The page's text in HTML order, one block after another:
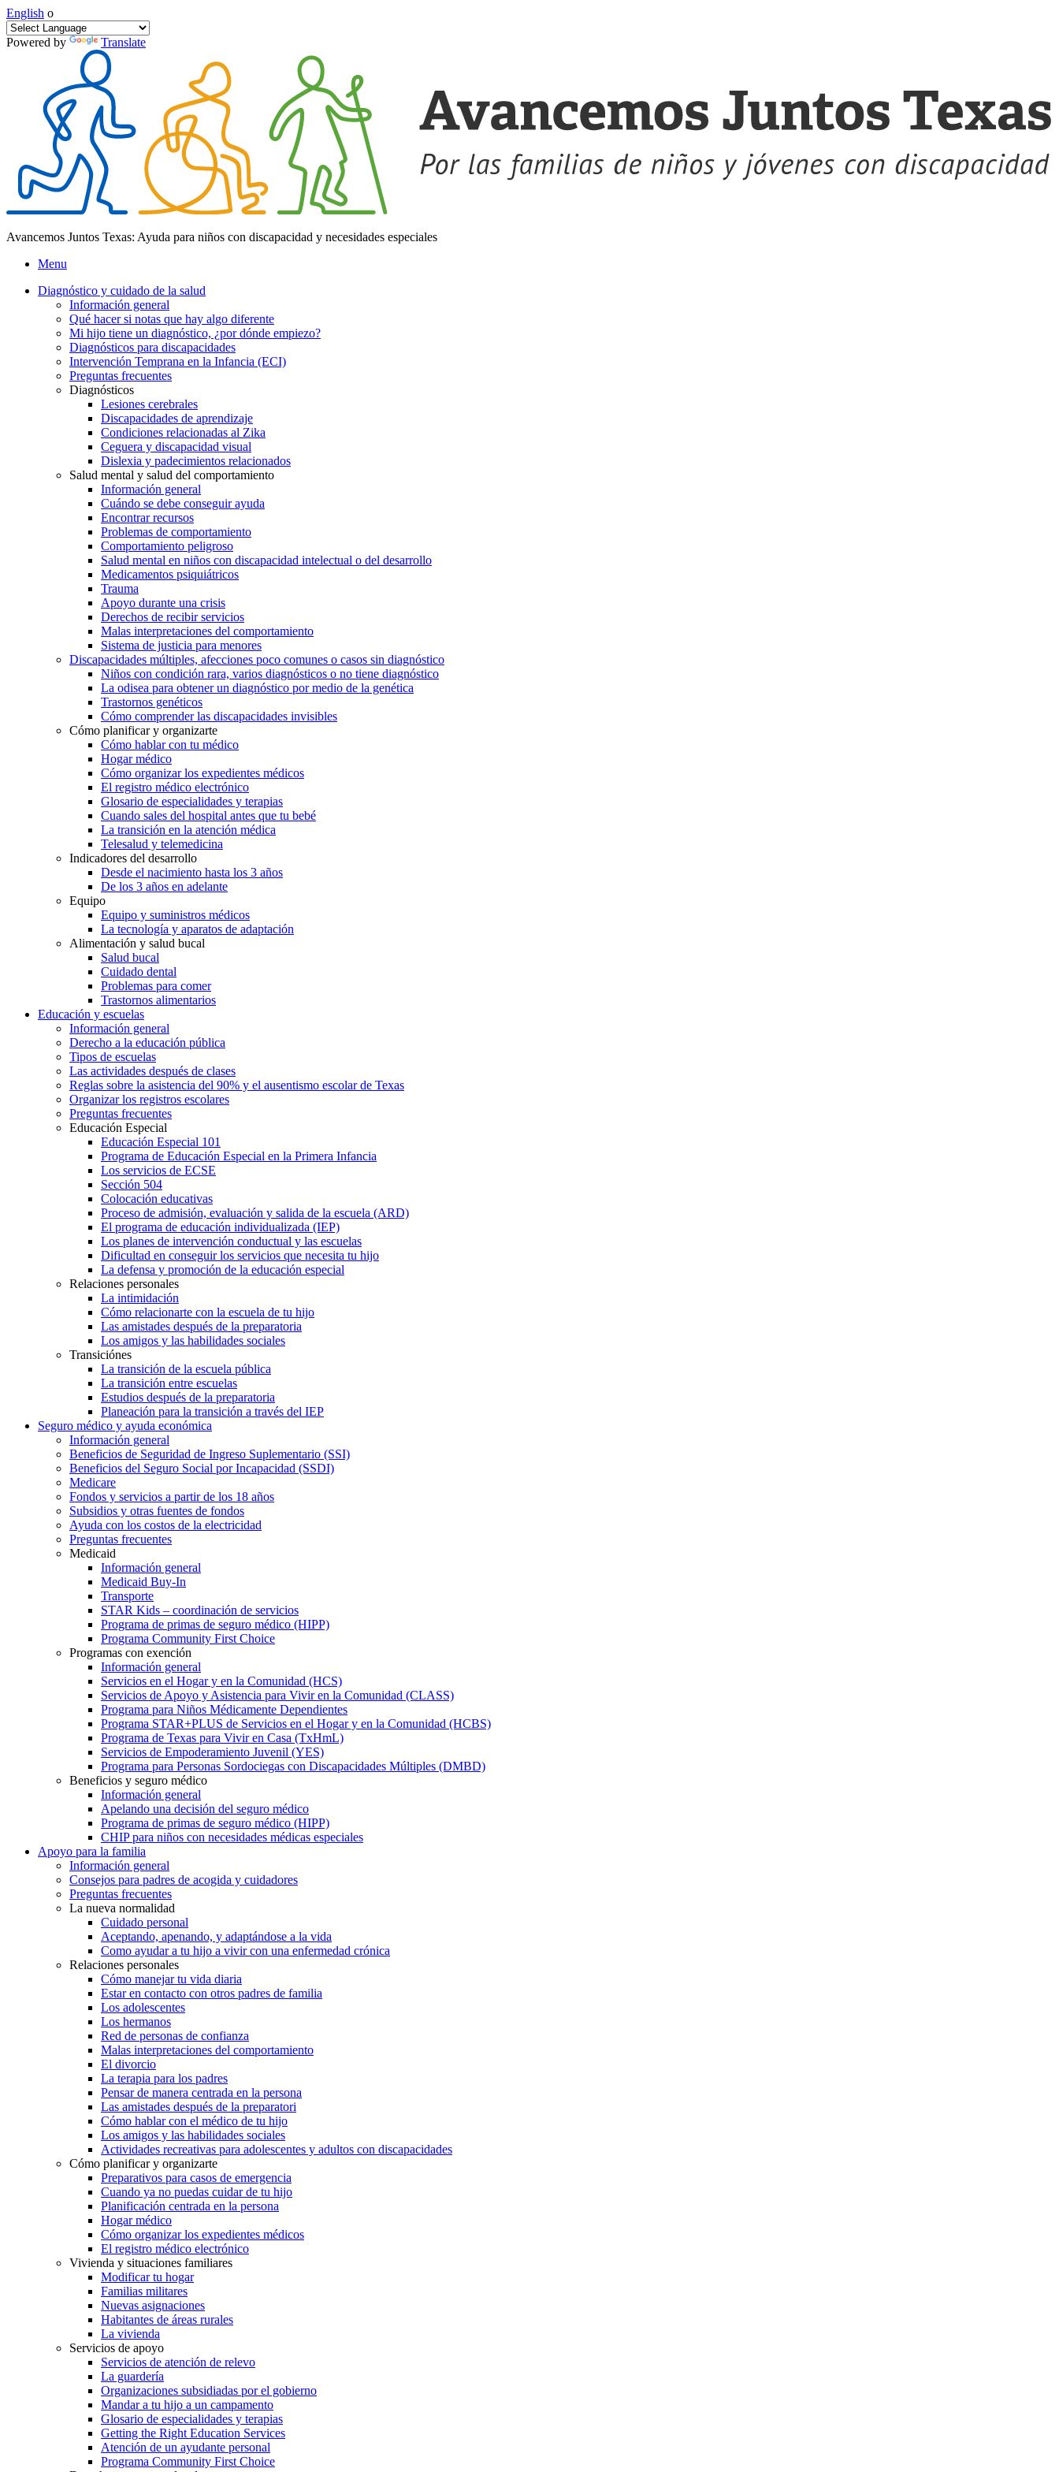
English o
Powered by Translate
Avancemos Juntos Texas: Ayuda para niños con discapacidad y necesidades especiales
Menu
Diagnóstico y cuidado de la salud
Información general
Qué hacer si notas que hay algo diferente
Mi hijo tiene un diagnóstico, ¿por dónde empiezo?
Diagnósticos para discapacidades
Intervención Temprana en la Infancia (ECI)
Preguntas frecuentes
Diagnósticos
Lesiones cerebrales
Discapacidades de aprendizaje
Condiciones relacionadas al Zika
Ceguera y discapacidad visual
Dislexia y padecimientos relacionados
Salud mental y salud del comportamiento
Información general
Cuándo se debe conseguir ayuda
Encontrar recursos
Problemas de comportamiento
Comportamiento peligroso
Salud mental en niños con discapacidad intelectual o del desarrollo
Medicamentos psiquiátricos
Trauma
Apoyo durante una crisis
Derechos de recibir servicios
Malas interpretaciones del comportamiento
Sistema de justicia para menores
Discapacidades múltiples, afecciones poco comunes o casos sin diagnóstico
Niños con condición rara, varios diagnósticos o no tiene diagnóstico
La odisea para obtener un diagnóstico por medio de la genética
Trastornos genéticos
Cómo comprender las discapacidades invisibles
Cómo planificar y organizarte
Cómo hablar con tu médico
Hogar médico
Cómo organizar los expedientes médicos
El registro médico electrónico
Glosario de especialidades y terapias
Cuando sales del hospital antes que tu bebé
La transición en la atención médica
Telesalud y telemedicina
Indicadores del desarrollo
Desde el nacimiento hasta los 3 años
De los 3 años en adelante
Equipo
Equipo y suministros médicos
La tecnología y aparatos de adaptación
Alimentación y salud bucal
Salud bucal
Cuidado dental
Problemas para comer
Trastornos alimentarios
Educación y escuelas
Información general
Derecho a la educación pública
Tipos de escuelas
Las actividades después de clases
Reglas sobre la asistencia del 90% y el ausentismo escolar de Texas
Organizar los registros escolares
Preguntas frecuentes
Educación Especial
Educación Especial 101
Programa de Educación Especial en la Primera Infancia
Los servicios de ECSE
Sección 504
Colocación educativas
Proceso de admisión, evaluación y salida de la escuela (ARD)
El programa de educación individualizada (IEP)
Los planes de intervención conductual y las escuelas
Dificultad en conseguir los servicios que necesita tu hijo
La defensa y promoción de la educación especial
Relaciones personales
La intimidación
Cómo relacionarte con la escuela de tu hijo
Las amistades después de la preparatoria
Los amigos y las habilidades sociales
Transiciónes
La transición de la escuela pública
La transición entre escuelas
Estudios después de la preparatoria
Planeación para la transición a través del IEP
Seguro médico y ayuda económica
Información general
Beneficios de Seguridad de Ingreso Suplementario (SSI)
Beneficios del Seguro Social por Incapacidad (SSDI)
Medicare
Fondos y servicios a partir de los 18 años
Subsidios y otras fuentes de fondos
Ayuda con los costos de la electricidad
Preguntas frecuentes
Medicaid
Información general
Medicaid Buy-In
Transporte
STAR Kids – coordinación de servicios
Programa de primas de seguro médico (HIPP)
Programa Community First Choice
Programas con exención
Información general
Servicios en el Hogar y en la Comunidad (HCS)
Servicios de Apoyo y Asistencia para Vivir en la Comunidad (CLASS)
Programa para Niños Médicamente Dependientes
Programa STAR+PLUS de Servicios en el Hogar y en la Comunidad (HCBS)
Programa de Texas para Vivir en Casa (TxHmL)
Servicios de Empoderamiento Juvenil (YES)
Programa para Personas Sordociegas con Discapacidades Múltiples (DMBD)
Beneficios y seguro médico
Información general
Apelando una decisión del seguro médico
Programa de primas de seguro médico (HIPP)
CHIP para niños con necesidades médicas especiales
Apoyo para la familia
Información general
Consejos para padres de acogida y cuidadores
Preguntas frecuentes
La nueva normalidad
Cuidado personal
Aceptando, apenando, y adaptándose a la vida
Como ayudar a tu hijo a vivir con una enfermedad crónica
Relaciones personales
Cómo manejar tu vida diaria
Estar en contacto con otros padres de familia
Los adolescentes
Los hermanos
Red de personas de confianza
Malas interpretaciones del comportamiento
El divorcio
La terapia para los padres
Pensar de manera centrada en la persona
Las amistades después de la preparatori
Cómo hablar con el médico de tu hijo
Los amigos y las habilidades sociales
Actividades recreativas para adolescentes y adultos con discapacidades
Cómo planificar y organizarte
Preparativos para casos de emergencia
Cuando ya no puedas cuidar de tu hijo
Planificación centrada en la persona
Hogar médico
Cómo organizar los expedientes médicos
El registro médico electrónico
Vivienda y situaciones familiares
Modificar tu hogar
Familias militares
Nuevas asignaciones
Habitantes de áreas rurales
La vivienda
Servicios de apoyo
Servicios de atención de relevo
La guardería
Organizaciones subsidiadas por el gobierno
Mandar a tu hijo a un campamento
Glosario de especialidades y terapias
Getting the Right Education Services
Atención de un ayudante personal
Programa Community First Choice